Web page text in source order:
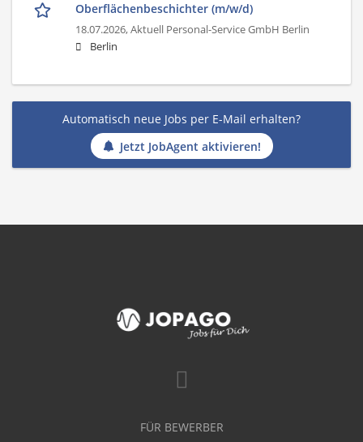
Oberflächenbeschichter (m/w/d)
18.07.2026,Aktuell Personal-Service GmbH Berlin
Berlin
Automatisch neue Jobs per E-Mail erhalten?
Jetzt JobAgent aktivieren!
FÜR BEWERBER